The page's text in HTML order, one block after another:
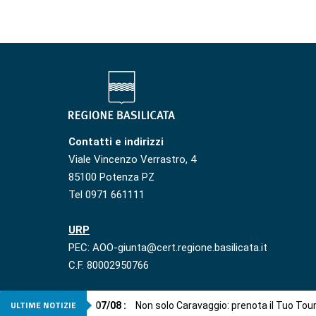
Contatti e indirizzi
Viale Vincenzo Verrastro, 4
85100 Potenza PZ
Tel 0971 661111
URP
PEC: AOO-giunta@cert.regione.basilicata.it
C.F. 80002950766
ULTIME NOTIZIE 07/08 : Non solo Caravaggio: prenota il Tuo Tour